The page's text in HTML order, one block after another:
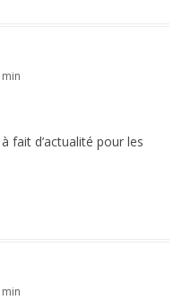
fait d’actualité pour les